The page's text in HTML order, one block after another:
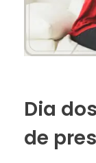
Dia
de